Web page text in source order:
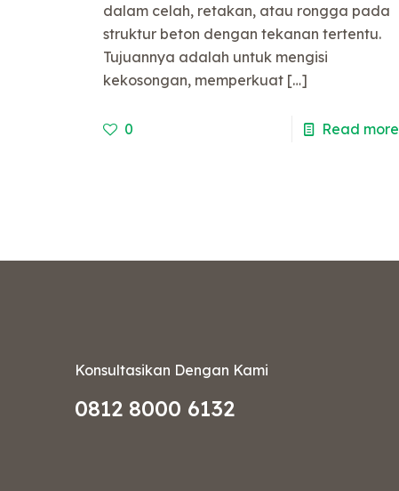
dalam celah, retakan, atau rongga pada
struktur beton dengan tekanan tertentu.
Tujuannya adalah untuk mengisi
kekosongan, memperkuat[…]
0 Read more
Konsultasikan Dengan Kami
0812 8000 6132